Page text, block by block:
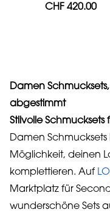
CHF 420.00
Damen
abgestimmt
Stilvolle Schmucksets
Damen
Möglichkeit, deinen
komplettieren. Auf
Marktplatz für
wunderschöne Sets